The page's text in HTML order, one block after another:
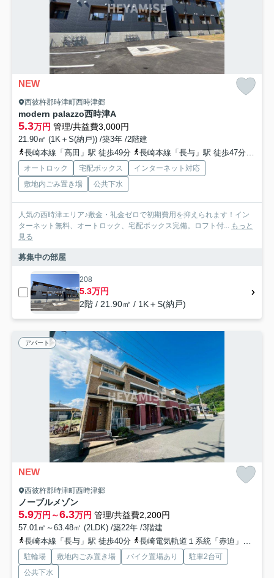
NEW
西彼杵郡時津町西時津郷
modern palazzo西時津A
5.3万円 管理/共益費3,000円
21.90㎡ (1K＋S(納戸)) /築3年 /2階建
長崎本線「高田」駅 徒歩49分
長崎本線「長与」駅 徒歩47分
オートロック 宅配ボックス
インターネット対応
敷地内ごみ置き場
公共下水
人気の西時津エリア♪敷金・礼金ゼロで初期費用を抑えられます！イン
ターネット無料、オートロック、宅配ボックス完備。ロフト付... もっと
見る
募集中の部屋
208
5.3万円
2階 / 21.90㎡ / 1K＋S(納戸)
アパート
NEW
西彼杵郡時津町西時津郷
ノーブルメゾン
5.9万円～6.3万円 管理/共益費2,200円
57.01㎡～63.48㎡ (2LDK) /築22年 /3階建
長崎本線「長与」駅 徒歩40分
長崎電気軌道１系統「赤迫」駅 徒歩74分
駐輪場 敷地内ごみ置き場 バイク置場あり
駐車2台可
公共下水